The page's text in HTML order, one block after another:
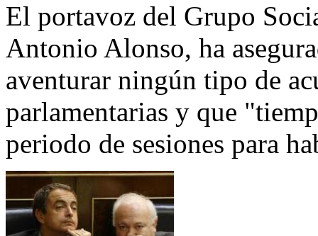
El portavoz del Grupo
Antonio Alonso, ha
aventurar ningún tipo de
parlamentarias y que
periodo de sesiones para